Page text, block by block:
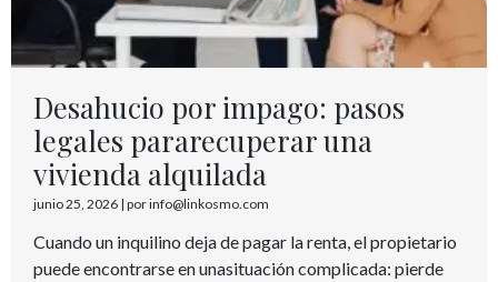
Desahucio por impago: pasos
legales pararecuperar una
vivienda alquilada
junio 25, 2026 | por info@linkosmo.com
Cuando un inquilino deja de pagar la renta, el propietario
puede encontrarse en unasituación complicada: pierde